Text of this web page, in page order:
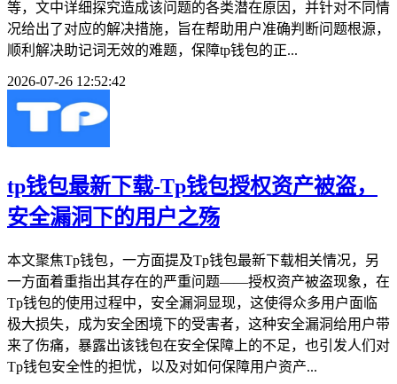
等，文中详细探究造成该问题的各类潜在原因，并针对不同情
况给出了对应的解决措施，旨在帮助用户准确判断问题根源，
顺利解决助记词无效的难题，保障tp钱包的正...
2026-07-26 12:52:42
tp钱包最新下载-Tp钱包授权资产被盗，
安全漏洞下的用户之殇
本文聚焦Tp钱包，一方面提及Tp钱包最新下载相关情况，另
一方面着重指出其存在的严重问题——授权资产被盗现象，在
Tp钱包的使用过程中，安全漏洞显现，这使得众多用户面临
极大损失，成为安全困境下的受害者，这种安全漏洞给用户带
来了伤痛，暴露出该钱包在安全保障上的不足，也引发人们对
Tp钱包安全性的担忧，以及对如何保障用户资产...